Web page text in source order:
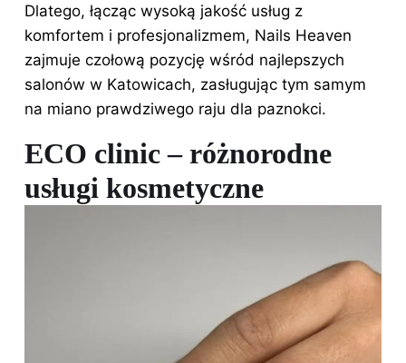
Dlatego, łącząc wysoką jakość usług z
komfortem i profesjonalizmem, Nails Heaven
zajmuje czołową pozycję wśród najlepszych
salonów w Katowicach, zasługując tym samym
na miano prawdziwego raju dla paznokci.
ECO clinic – różnorodne
usługi kosmetyczne